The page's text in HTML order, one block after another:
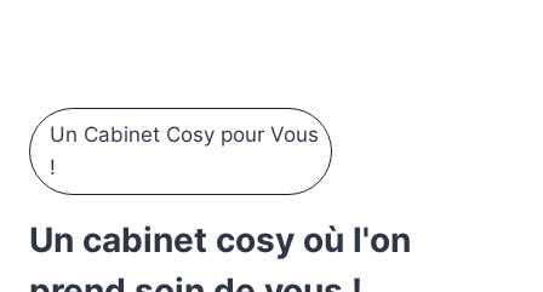
Un Cabinet Cosy pour Vous
!
Un cabinet cosy où l'on